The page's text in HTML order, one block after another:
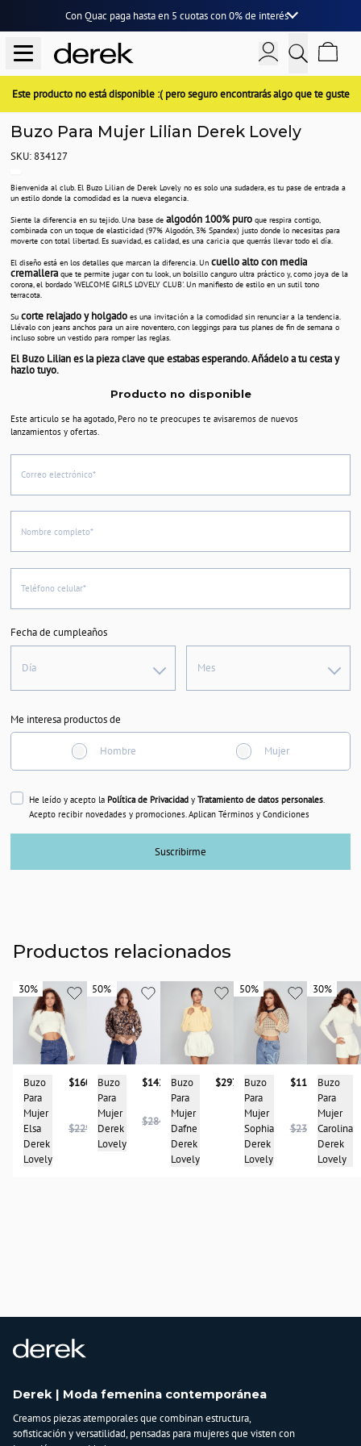
Con Quac paga hasta en 5 cuotascon0% de interés
Este producto no está disponible :( pero seguro encontrarás algo que te guste
Buzo Para Mujer Lilian Derek Lovely
SKU: 834127
Bienvenida al club. El Buzo Lilian de Derek Lovely no es solo una sudadera, es tu pase de entrada a
un estilo donde la comodidad es la nueva elegancia.
Siente la diferencia en su tejido. Una base de algodón 100% puro que respira contigo,
combinada con un toque de elasticidad (97% Algodón, 3% Spandex) justo donde lo necesitas para
moverte con total libertad. Es suavidad, es calidad, es una caricia que querrás llevar todo el día.
El diseño está en los detalles que marcan la diferencia. Un cuello alto con media
cremallera que te permite jugar con tu look, un bolsillo canguro ultra práctico y, como joya de la
corona, el bordado 'WELCOME GIRLS LOVELY CLUB'. Un manifiesto de estilo en un sutil tono
terracota.
Su corte relajado y holgado es una invitación a la comodidad sin renunciar a la tendencia.
Llévalo con jeans anchos para un aire noventero, con leggings para tus planes de fin de semana o
incluso sobre un vestido para romper las reglas.
El Buzo Lilian es la pieza clave que estabas esperando. Añádelo a tu cesta y
hazlo tuyo.
Producto no disponible
Este articulo se ha agotado, Pero no te preocupes te avisaremos de nuevos
lanzamientos y ofertas.
Correo electrónico*
Nombre completo*
Teléfono celular*
Fecha de cumpleaños
Día Mes
Me interesa productos de
Hombre Mujer
He leído y acepto la Política de Privacidady Tratamiento de datos personales.
Acepto recibir novedades y promociones. Aplican Términos y Condiciones
Suscribirme
Productos relacionados
30%
30%
Buzo
Para
Mujer
Elsa
Derek
Lovely
$160.950
$229.900
50%
50%
Buzo
Para
Mujer
Derek
Lovely
$142.950
$284.950
Buzo
Para
Mujer
Dafne
Derek
Lovely
$297.900
50%
50%
Buzo
Para
Mujer
Sophia
Derek
Lovely
$116.950
$233.950
30%
30%
Buzo
Para
Mujer
Carolina
Derek
Lovely
Derek | Moda femenina contemporánea
Creamos piezas atemporales que combinan estructura,
sofisticación y versatilidad, pensadas para mujeres que visten con